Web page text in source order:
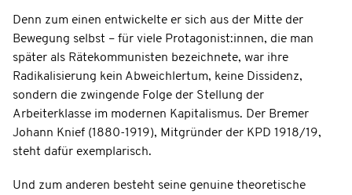
Denn zum einen entwickelte er sich aus der Mitte der
Bewegung selbst – für viele Protagonist:innen, die man
später als Rätekommunisten bezeichnete, war ihre
Radikalisierung kein Abweichlertum, keine Dissidenz,
sondern die zwingende Folge der Stellung der
Arbeiterklasse im modernen Kapitalismus. Der Bremer
Johann Knief (1880-1919), Mitgründer der KPD 1918/19,
steht dafür exemplarisch.
Und zum anderen besteht seine genuine theoretische